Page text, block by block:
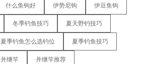
什么鱼钩好 伊势尼钩 伊豆鱼钩
冬季钓鱼技巧 夏天野钓技巧
夏季钓鱼怎么选钓位 夏季钓鱼技巧
并继竿 并继竿推荐